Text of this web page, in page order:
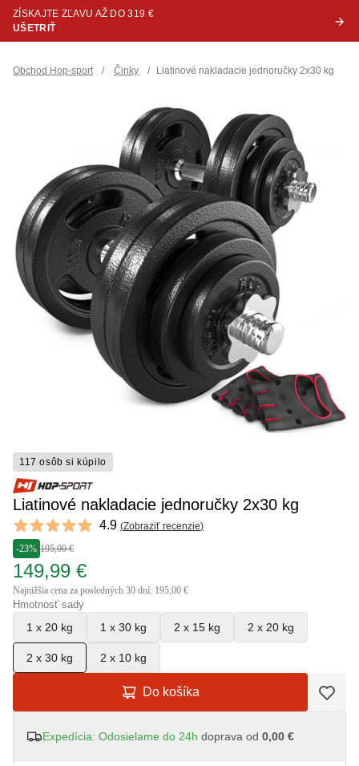
ZÍSKAJTE ZĽAVU AŽ DO 319 €
UŠETRIŤ
Obchod Hop-sport / Činky / Liatinové nakladacie jednoručky 2x30 kg
117 osôb si kúpilo
Liatinové nakladacie jednoručky 2x30 kg
Reviews
4.9 out of 5 stars 4.9 (Zobraziť recenzie)
-23% 195,00 €
149,99 €
Najnižšia cena za posledných 30 dní: 195,00 €
Hmotnosť sady
1 x 20 kg 1 x 30 kg 2 x 15 kg 2 x 20 kg
2 x 30 kg 2 x 10 kg
Do košíka
Expedícia: Odosielame do 24h doprava od 0,00 €